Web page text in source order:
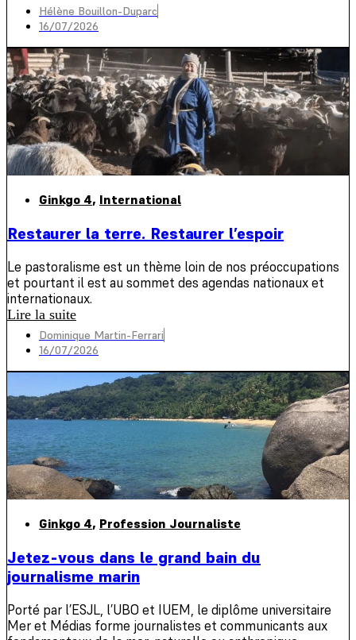
Hélène Bouillon-Duparc
16/07/2026
Ginkgo 4, International
Restaurer la terre. Restaurer l’espoir
Le pastoralisme est un thème loin de nos préoccupations
et pourtant il est au sommet des agendas nationaux et
internationaux.
Lire la suite
Dominique Martin-Ferrari
16/07/2026
Ginkgo 4, Profession Journaliste
Jetez-vous dans le grand bain du
journalisme marin
Porté par l’ESJL, l’UBO et IUEM, le diplôme universitaire
Mer et Médias forme journalistes et communicants aux